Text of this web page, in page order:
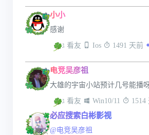
小小
感谢
看友 Ios 1491 天前
电竞吴彦祖
大雄的宇宙小站预计几号能播
看友 Win10/11 1514
必应搜索白彬影视
@电竞吴彦祖